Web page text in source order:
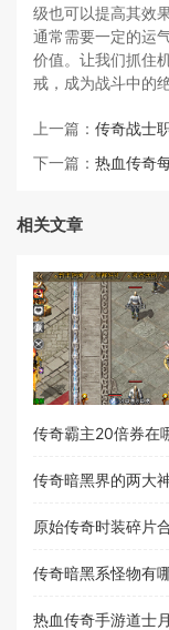
级也可以提高其效
通常需要一定的运
价值。让我们抓住
戒，成为战斗中的
上一篇： 传奇战士
下一篇： 热血传奇
相关文章
传奇霸主20倍券在
传奇暗黑界的两大
原始传奇时装碎片
传奇暗黑系怪物有
热血传奇手游道士